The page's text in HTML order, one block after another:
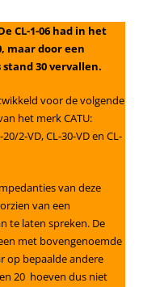
CL-1-06 had in het
maar door een
30 vervallen.
voor de volgende
het merk CATU:
2-VD, CL-30-VD en CL-
van deze
van een
te laten spreken. De
met bovengenoemde
op bepaalde andere
20 hoeven dus niet